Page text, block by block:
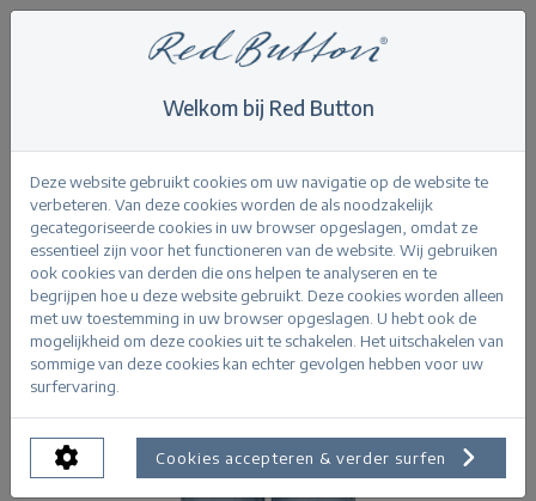
Claudette Slanted Seam lightblue
Terug
Welkom bij Red Button
Deze website gebruikt cookies om uw navigatie op de website te
verbeteren. Van deze cookies worden de als noodzakelijk
gecategoriseerde cookies in uw browser opgeslagen, omdat ze
essentieel zijn voor het functioneren van de website. Wij gebruiken
ook cookies van derden die ons helpen te analyseren en te
begrijpen hoe u deze website gebruikt. Deze cookies worden alleen
met uw toestemming in uw browser opgeslagen. U hebt ook de
mogelijkheid om deze cookies uit te schakelen. Het uitschakelen van
sommige van deze cookies kan echter gevolgen hebben voor uw
surfervaring.
Cookies accepteren & verder surfen